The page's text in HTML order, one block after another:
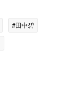
#田中碧